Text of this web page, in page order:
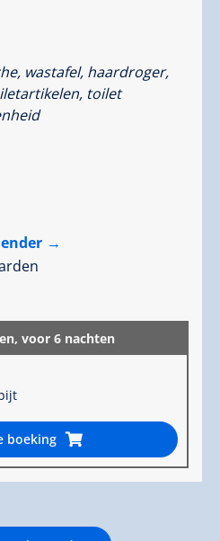
wastafel, haardroger,
toilet
voor 6 nachten
boeking